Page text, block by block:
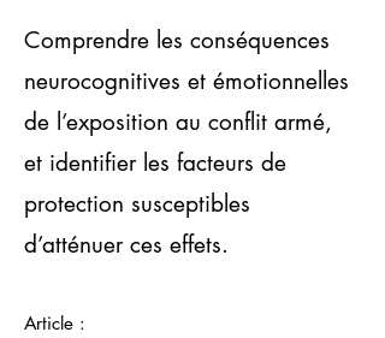
Comprendre les conséquences
neurocognitives et émotionnelles
de l’exposition au conflit armé,
et identifier les facteurs de
protection susceptibles
d’atténuer ces effets.
Article :